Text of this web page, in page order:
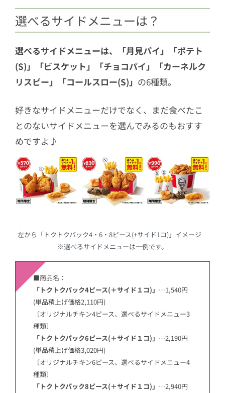
選べるサイドメニューは？
選べるサイドメニューは、「月見パイ」「ポテト
(S)」
「ビスケット」 「チョコパイ」
「カーネルク
リスピー」
「コールスロー(S)」 の6種類。
好きなサイドメニューだけでなく、まだ食べたこ
とのないサイドメニューを選んでみるのもおすす
めですよ♪
左から「トクトクパック4・6・8ピース(+サイド1コ)」イメージ
※選べるサイドメニューは一例です。
■商品名：
「トクトクパック4ピース(＋サイド１コ)」 …1,540円
(単品積上げ価格2,110円)
〔オリジナルチキン4ピース、選べるサイドメニュー3
種類〕
「トクトクパック6ピース(＋サイド１コ)」 …2,190円
(単品積上げ価格3,020円)
〔オリジナルチキン6ピース、選べるサイドメニュー4
種類〕
「トクトクパック8ピース(＋サイド１コ)」 …2,940円